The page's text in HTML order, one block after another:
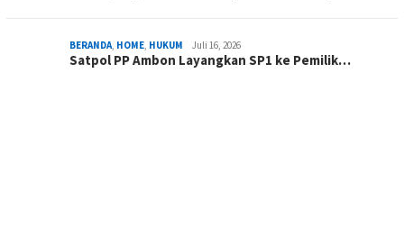
BERANDA, HOME, HUKUM Juli 16, 2026
Satpol PP Ambon Layangkan SP1 ke Pemilik…